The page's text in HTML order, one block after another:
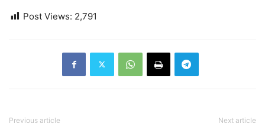
Post Views: 2,791
Previous article Next article